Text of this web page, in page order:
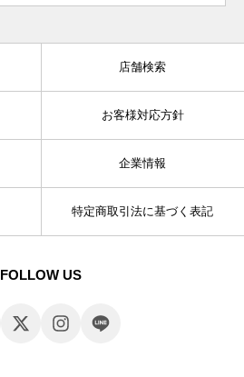
店舗検索
お客様対応方針
企業情報
特定商取引法に基づく表記
FOLLOW US